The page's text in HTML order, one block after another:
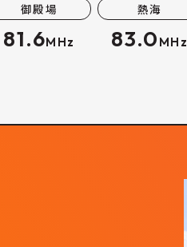
御殿場
81.6MHz
熱海
83.0 MHz